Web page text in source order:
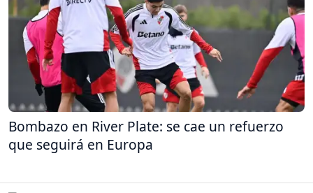
Bombazo en River Plate: se cae un refuerzo
que seguirá en Europa